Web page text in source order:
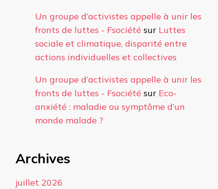
Un groupe d’activistes appelle à unir les
fronts de luttes - Fsociété sur Luttes
sociale et climatique, disparité entre
actions individuelles et collectives
Un groupe d’activistes appelle à unir les
fronts de luttes - Fsociété sur Eco-
anxiété : maladie ou symptôme d’un
monde malade ?
Archives
juillet 2026